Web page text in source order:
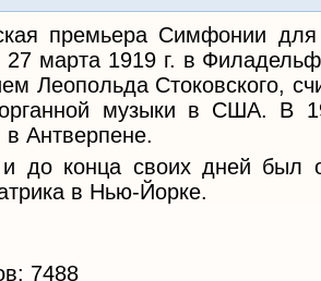
премьера Симфонии
27 марта 1919 г. в
Леопольда Стоковского,
музыки в США. В
в Антверпене.
до конца своих дней был
в Нью-Йорке.
7488